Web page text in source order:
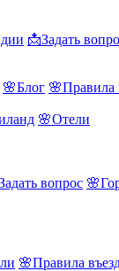
📩Задать
🌸Блог 🌸Правила
🌸Отели
вопрос
🌸Правила